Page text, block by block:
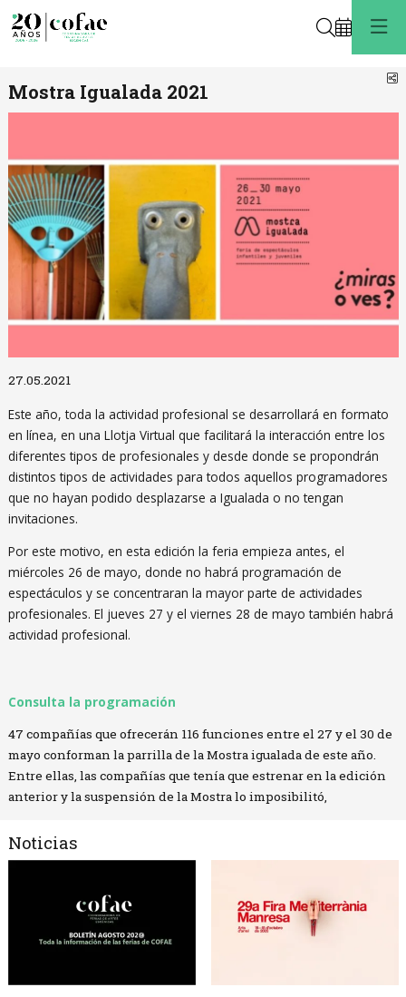
Buscar
Mostra Igualada 2021
27.05.2021
Este año, toda la actividad profesional se desarrollará en formato
en línea, en una Llotja Virtual que facilitará la interacción entre los
diferentes tipos de profesionales y desde donde se propondrán
distintos tipos de actividades para todos aquellos programadores
que no hayan podido desplazarse a Igualada o no tengan
invitaciones.
Por este motivo, en esta edición la feria empieza antes, el
miércoles 26 de mayo, donde no habrá programación de
espectáculos y se concentraran la mayor parte de actividades
profesionales. El jueves 27 y el viernes 28 de mayo también habrá
actividad profesional.
Consulta la programación
47 compañías que ofrecerán 116 funciones entre el 27 y el 30 de
mayo conforman la parrilla de la Mostra igualada de este año.
Entre ellas, las compañías que tenía que estrenar en la edición
anterior y la suspensión de la Mostra lo imposibilitó,
Noticias